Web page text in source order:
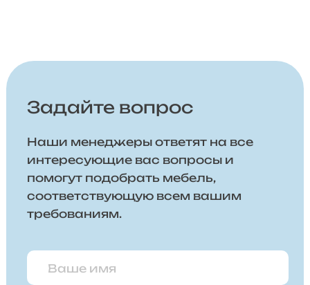
Задайте вопрос
Наши менеджеры ответят на все
интересующие вас вопросы и
помогут подобрать мебель,
соответствующую всем вашим
требованиям.